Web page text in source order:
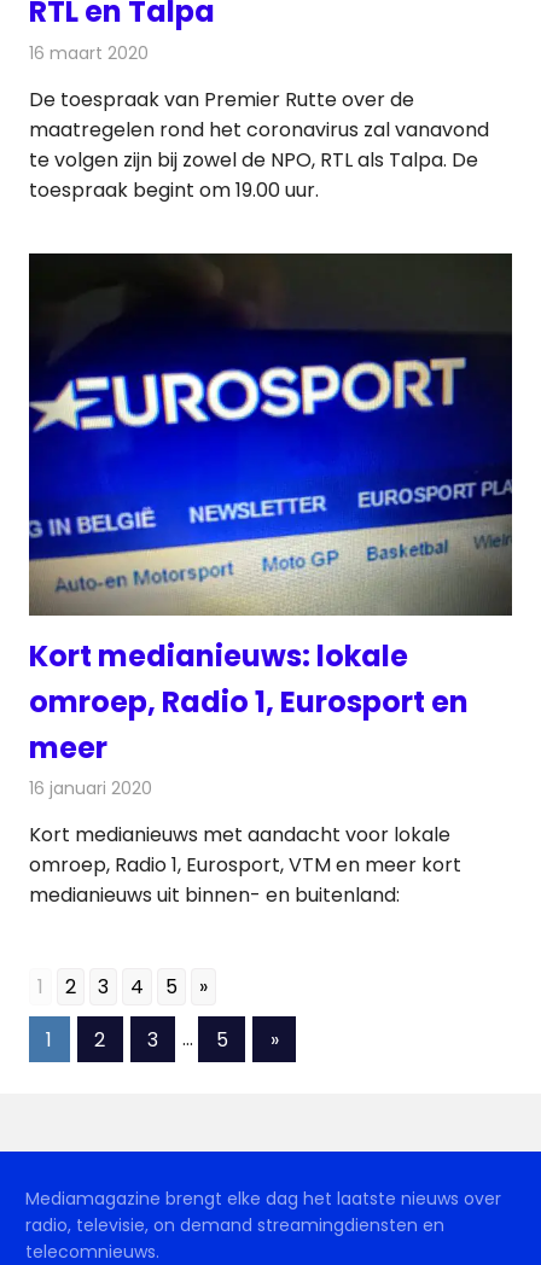
RTL en Talpa
16 maart 2020
De toespraak van Premier Rutte over de
maatregelen rond het coronavirus zal vanavond
te volgen zijn bij zowel de NPO, RTL als Talpa. De
toespraak begint om 19.00 uur.
Kort medianieuws: lokale
omroep, Radio 1, Eurosport en
meer
16 januari 2020
Kort medianieuws met aandacht voor lokale
omroep, Radio 1, Eurosport, VTM en meer kort
medianieuws uit binnen- en buitenland:
1 2 3 4 5 »
Berichten
1 2 3 … 5
Volgende
berichten
»
Mediamagazine brengt elke dag het laatste nieuws over
radio, televisie, on demand streamingdiensten en
telecomnieuws.